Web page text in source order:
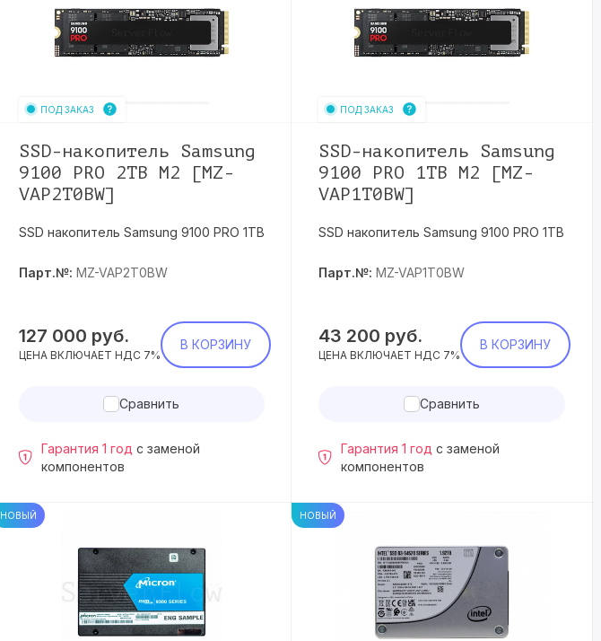
ПОД ЗАКАЗ
SSD-накопитель Samsung
9100 PRO 2TB M2 [MZ-
VAP2T0BW]
SSD накопитель Samsung 9100 PRO 1TB
Парт.№: MZ-VAP2T0BW
127 000 руб.
ЦЕНА ВКЛЮЧАЕТ НДС 7%
В КОРЗИНУ
Сравнить
Гарантия 1 год с заменой
компонентов
ПОД ЗАКАЗ
SSD-накопитель Samsung
9100 PRO 1TB M2 [MZ-
VAP1T0BW]
SSD накопитель Samsung 9100 PRO 1TB
Парт.№: MZ-VAP1T0BW
43 200 руб.
ЦЕНА ВКЛЮЧАЕТ НДС 7%
В КОРЗИНУ
Сравнить
Гарантия 1 год с заменой
компонентов
НОВЫЙ НОВЫЙ